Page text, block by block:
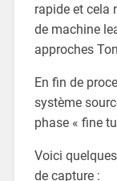
rapide et cela
de machine
approches
En fin de
système
phase « fine
Voici
de capture :